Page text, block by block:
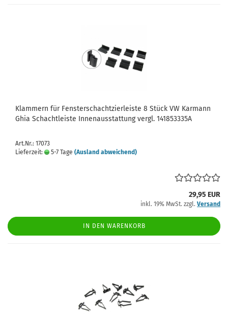
Klammern für Fensterschachtzierleiste 8 Stück VW Karmann
Ghia Schachtleiste Innenausstattung vergl. 141853335A
Art.Nr.: 17073
Lieferzeit:
5-7 Tage (Ausland abweichend)
29,95 EUR
inkl. 19% MwSt. zzgl. Versand
IN DEN WARENKORB